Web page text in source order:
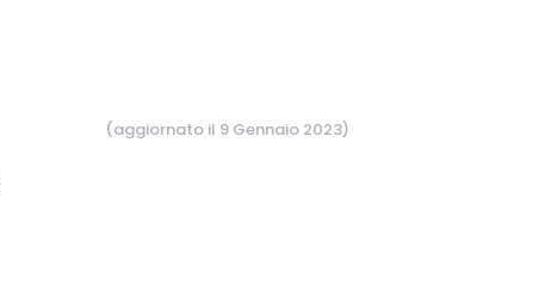
(aggiornato il 9 Gennaio 2023)